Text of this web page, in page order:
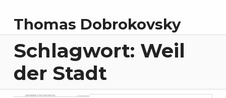
Thomas Dobrokovsky
Schlagwort: Weil
der Stadt